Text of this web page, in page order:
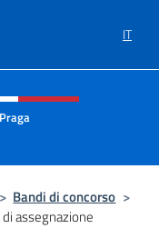
IT
e menù
> Bandi di concorso >
assegnazione